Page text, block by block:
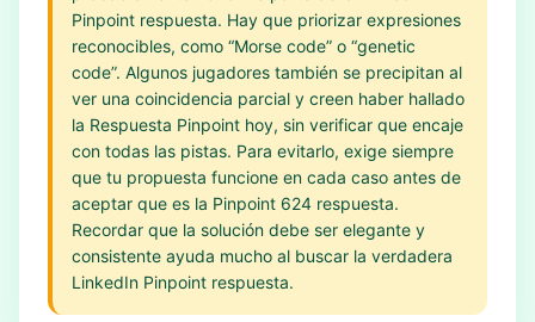
Pinpoint respuesta. Hay que priorizar expresiones
reconocibles, como “Morse code” o “genetic
code”. Algunos jugadores también se precipitan al
ver una coincidencia parcial y creen haber hallado
la Respuesta Pinpoint hoy, sin verificar que encaje
con todas las pistas. Para evitarlo, exige siempre
que tu propuesta funcione en cada caso antes de
aceptar que es la Pinpoint 624 respuesta.
Recordar que la solución debe ser elegante y
consistente ayuda mucho al buscar la verdadera
LinkedIn Pinpoint respuesta.